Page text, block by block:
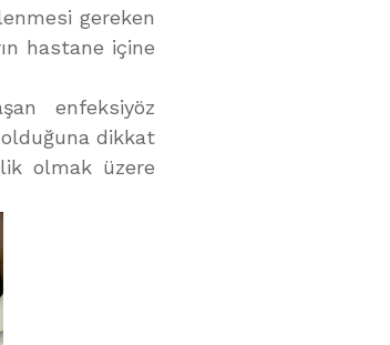
gereken
hastane içine
enfeksiyöz
dikkat
olmak üzere